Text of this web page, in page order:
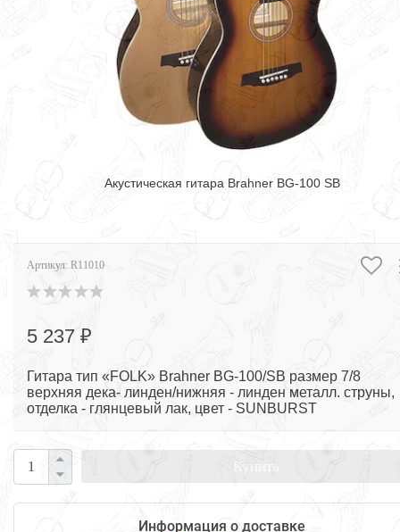
Акустическая гитара Brahner BG-100 SB
Артикул: R11010
5 237 ₽
Гитара тип «FOLK» Brahner BG-100/SB размер 7/8
верхняя дека- линден/нижняя - линден металл. струны,
отделка - глянцевый лак, цвет - SUNBURST
Купить
Информация о доставке